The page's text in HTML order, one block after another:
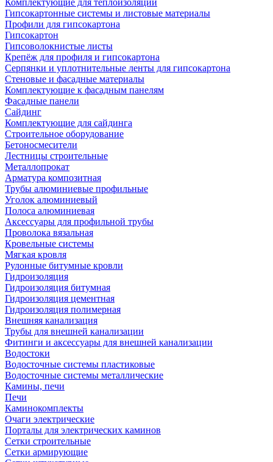
Комплектующие для теплоизоляции
Гипсокартонные системы и листовые материалы
Профили для гипсокартона
Гипсокартон
Гипсоволокнистые листы
Крепёж для профиля и гипсокартона
Серпянки и уплотнительные ленты для гипсокартона
Стеновые и фасадные материалы
Комплектующие к фасадным панелям
Фасадные панели
Сайдинг
Комплектующие для сайдинга
Строительное оборудование
Бетоносмесители
Лестницы строительные
Металлопрокат
Арматура композитная
Трубы алюминиевые профильные
Уголок алюминиевый
Полоса алюминиевая
Аксессуары для профильной трубы
Проволока вязальная
Кровельные системы
Мягкая кровля
Рулонные битумные кровли
Гидроизоляция
Гидроизоляция битумная
Гидроизоляция цементная
Гидроизоляция полимерная
Внешняя канализация
Трубы для внешней канализации
Фитинги и аксессуары для внешней канализации
Водостоки
Водосточные системы пластиковые
Водосточные системы металлические
Камины, печи
Печи
Каминокомплекты
Очаги электрические
Порталы для электрических каминов
Сетки строительные
Сетки армирующие